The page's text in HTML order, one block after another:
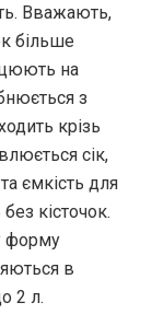
Вважають,
більше
на
з
крізь
сік,
ємкість для
кісточок.
форму
в
2 л.